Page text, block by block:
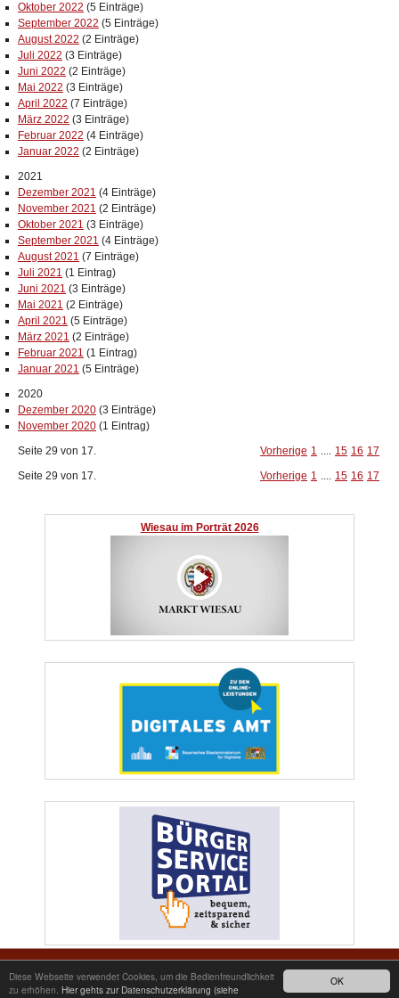
OK
Diese Webseite verwendet Cookies, um die Bedienfreundlichkeit
zu erhöhen. Hier gehts zur Datenschutzerklärung (siehe
Oktober 2022 (5 Einträge)
September 2022 (5 Einträge)
August 2022 (2 Einträge)
Juli 2022 (3 Einträge)
Juni 2022 (2 Einträge)
Mai 2022 (3 Einträge)
April 2022 (7 Einträge)
März 2022 (3 Einträge)
Februar 2022 (4 Einträge)
Januar 2022 (2 Einträge)
2021
Dezember 2021 (4 Einträge)
November 2021 (2 Einträge)
Oktober 2021 (3 Einträge)
September 2021 (4 Einträge)
August 2021 (7 Einträge)
Juli 2021 (1 Eintrag)
Juni 2021 (3 Einträge)
Mai 2021 (2 Einträge)
April 2021 (5 Einträge)
März 2021 (2 Einträge)
Februar 2021 (1 Eintrag)
Januar 2021 (5 Einträge)
2020
Dezember 2020 (3 Einträge)
November 2020 (1 Eintrag)
Seite 29 von 17.
Vorherige 1 .... 15 16 17
Seite 29 von 17.
Vorherige 1 .... 15 16 17
Wiesau im Porträt 2026
09634/2511 | E-Mail: poststelle@wiesau.de